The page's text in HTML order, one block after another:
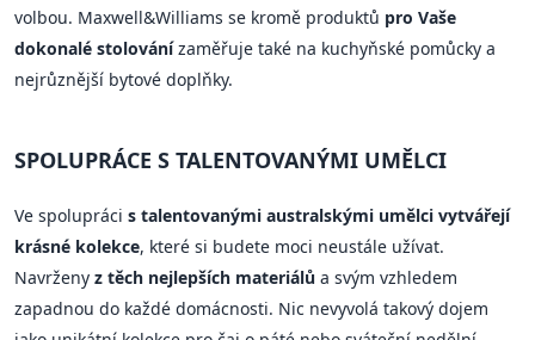
volbou. Maxwell&Williams se kromě produktů pro Vaše
dokonalé stolovánízaměřuje také na kuchyňské pomůcky a
nejrůznější bytové doplňky.
SPOLUPRÁCE S TALENTOVANÝMI UMĚLCI
Ve spolupráci s talentovanými australskými umělci vytvářejí
krásné kolekce, které si budete moci neustále užívat.
Navrženy z těch nejlepších materiálů a svým vzhledem
zapadnou do každé domácnosti. Nic nevyvolá takový dojem